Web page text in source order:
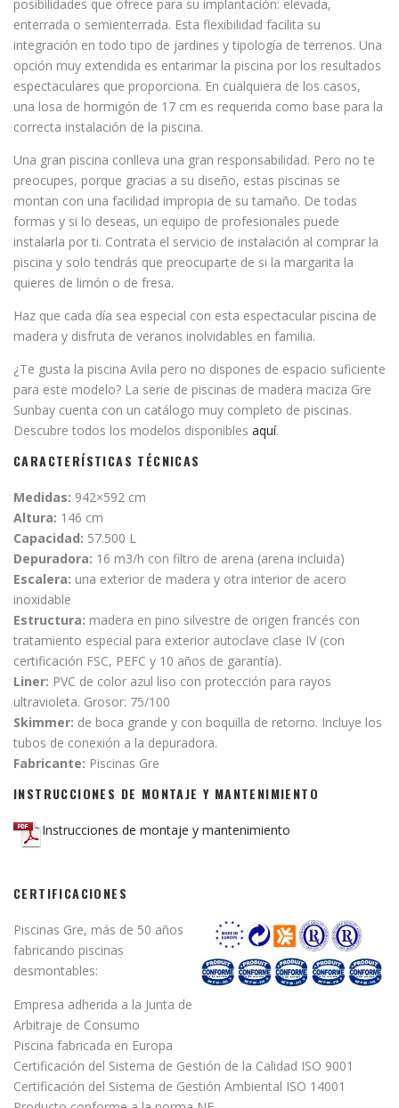
posibilidades que ofrece para su implantación: elevada,
enterrada o semienterrada. Esta flexibilidad facilita su
integración en todo tipo de jardines y tipología de terrenos. Una
opción muy extendida es entarimar la piscina por los resultados
espectaculares que proporciona. En cualquiera de los casos,
una losa de hormigón de 17 cm es requerida como base para la
correcta instalación de la piscina.
Una gran piscina conlleva una gran responsabilidad. Pero no te
preocupes, porque gracias a su diseño, estas piscinas se
montan con una facilidad impropia de su tamaño. De todas
formas y si lo deseas, un equipo de profesionales puede
instalarla por ti. Contrata el servicio de instalación al comprar la
piscina y solo tendrás que preocuparte de si la margarita la
quieres de limón o de fresa.
Haz que cada día sea especial con esta espectacular piscina de
madera y disfruta de veranos inolvidables en familia.
¿Te gusta la piscina Avila pero no dispones de espacio suficiente
para este modelo? La serie de piscinas de madera maciza Gre
Sunbay cuenta con un catálogo muy completo de piscinas.
Descubre todos los modelos disponibles aquí.
CARACTERÍSTICAS TÉCNICAS
Medidas: 942×592 cm
Altura: 146 cm
Capacidad: 57.500 L
Depuradora: 16 m3/h con filtro de arena (arena incluida)
Escalera: una exterior de madera y otra interior de acero
inoxidable
Estructura: madera en pino silvestre de origen francés con
tratamiento especial para exterior autoclave clase IV (con
certificación FSC, PEFC y 10 años de garantía).
Liner: PVC de color azul liso con protección para rayos
ultravioleta. Grosor: 75/100
Skimmer: de boca grande y con boquilla de retorno. Incluye los
tubos de conexión a la depuradora.
Fabricante: Piscinas Gre
INSTRUCCIONES DE MONTAJE Y MANTENIMIENTO
Instrucciones de montaje y mantenimiento
CERTIFICACIONES
Piscinas Gre, más de 50 años
fabricando piscinas
desmontables:
Empresa adherida a la Junta de
Arbitraje de Consumo
Piscina fabricada en Europa
Certificación del Sistema de Gestión de la Calidad ISO 9001
Certificación del Sistema de Gestión Ambiental ISO 14001